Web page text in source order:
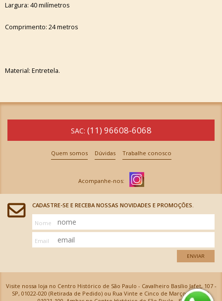
Largura: 40 milímetros
Comprimento: 24 metros
Material: Entretela.
SAC: (11) 96608-6068
Quem somos Dúvidas Trabalhe conosco
CADASTRE-SE E RECEBA NOSSAS NOVIDADES E PROMOÇÕES.
Nome
Email
ENVIAR
Visite nossa loja no Centro Histórico de São Paulo - Cavalheiro Basílio Jafet, 107 -
SP, 01022-020 (Retirada de Pedido) ou Rua Vinte e Cinco de Março, 576 - SP,